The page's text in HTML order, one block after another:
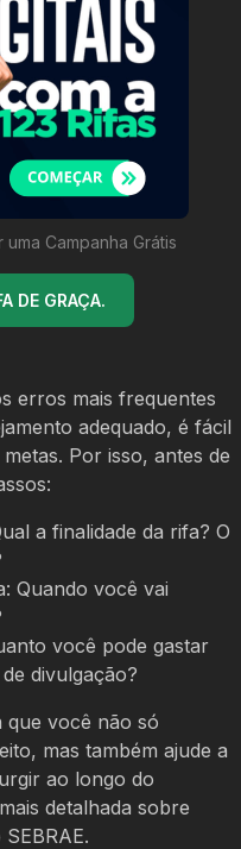
Campanha Grátis
DE GRAÇA.
erros mais frequentes
adequado, é fácil
Por isso, antes de
a finalidade da rifa? O
Quando você vai
você pode gastar
divulgação?
que você não só
mas também ajude a
ao longo do
detalhada sobre